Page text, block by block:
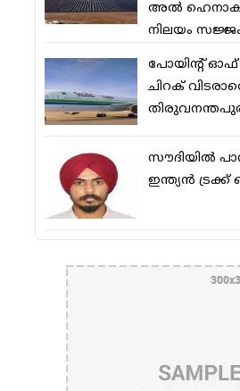
അല്‍
നിലയം
പോയിന്റ്
ചിറക്
സൗദിയിൽ
ഇന്ത്യൻ